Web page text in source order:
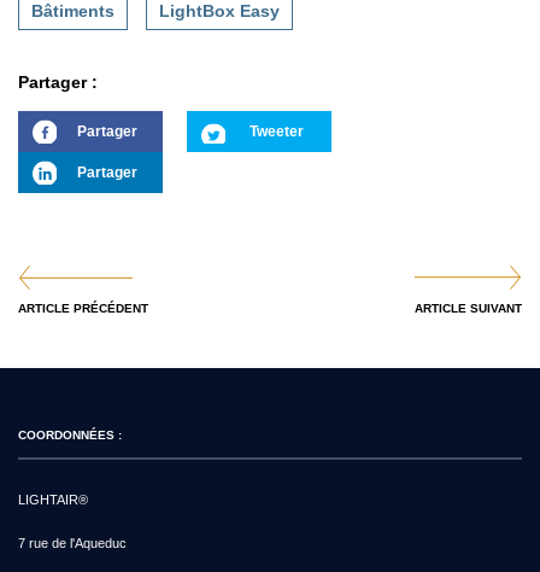
Bâtiments LightBox Easy
Partager :
Partager Tweeter
Partager
ARTICLE PRÉCÉDENT ARTICLE SUIVANT
COORDONNÉES :
LIGHTAIR®
7 rue de l'Aqueduc